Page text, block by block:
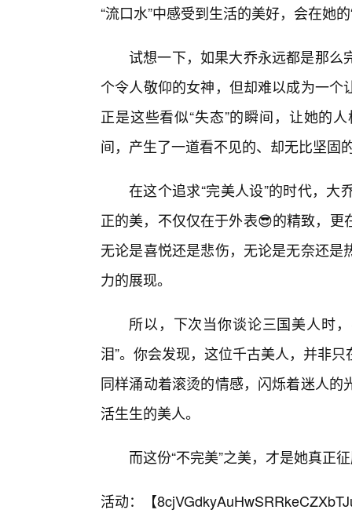
“流口水”中感受到生活的美好，会在她
试想一下，如果大乔永远都是那么
个令人敬仰的女神，但却难以成为一
正是这些看似“失态”的瞬间，让她的
间，产生了一道看不见的、却无比坚固
在这个追求“完美人设”的时代，
正的美，不仅仅在于外表😎的精致，
无论是喜悦还是悲伤，无论是无奈还
力的展现。
所以，下次当你谈论三国美人时
泪”。你会发现，这位千古美人，并非
同样涌动着滚烫的情感，闪烁着迷人
活生生的美人。
而这份“不完美”之美，才是她真正
活动：【